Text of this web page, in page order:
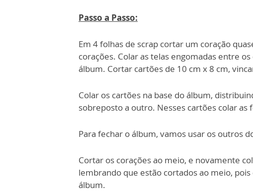
Passo a Passo:
Em 4 folhas de scrap cortar um coração
corações. Colar as telas engomadas entre
álbum. Cortar cartões de 10 cm x 8 cm,
Colar os cartões na base do álbum,
sobreposto a outro. Nesses cartões colar
Para fechar o álbum, vamos usar os outros
Cortar os corações ao meio, e novamente
lembrando que estão cortados ao meio,
álbum.